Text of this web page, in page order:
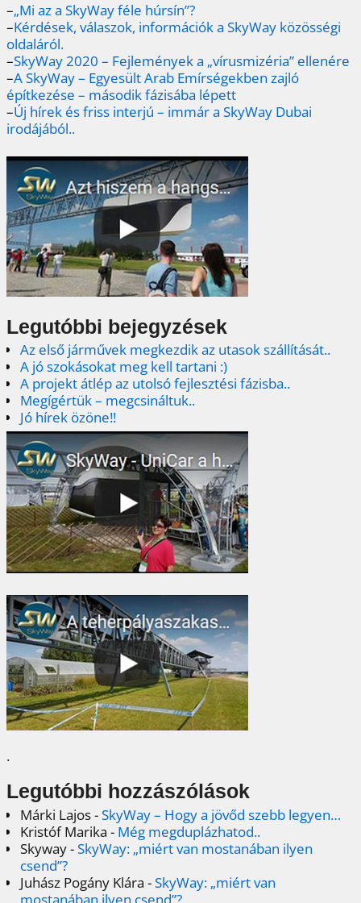
–„Mi az a SkyWay féle húrsín”?
–Kérdések, válaszok, információk a SkyWay közösségi
oldaláról.
–SkyWay 2020 – Fejlemények a „vírusmizéria” ellenére
–A SkyWay – Egyesült Arab Emírségekben zajló
építkezése – második fázisába lépett
–Új hírek és friss interjú – immár a SkyWay Dubai
irodájából..
Legutóbbi bejegyzések
Az első járművek megkezdik az utasok szállítását..
A jó szokásokat meg kell tartani :)
A projekt átlép az utolsó fejlesztési fázisba..
Megígértük – megcsináltuk..
Jó hírek özöne!!
.
Legutóbbi hozzászólások
Márki Lajos-SkyWay – Hogy a jövőd szebb legyen…
Kristóf Marika - Még megduplázhatod..
Skyway-SkyWay: „miért van mostanában ilyen
csend”?
Juhász Pogány Klára -SkyWay: „miért van
mostanában ilyen csend”?